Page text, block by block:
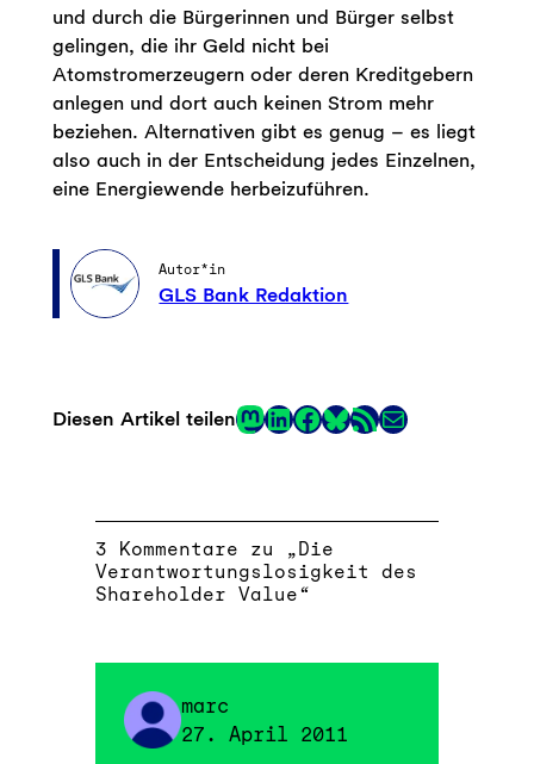
und durch die Bürgerinnen und Bürger selbst
gelingen, die ihr Geld nicht bei
Atomstromerzeugern oder deren Kreditgebern
anlegen und dort auch keinen Strom mehr
beziehen. Alternativen gibt es genug – es liegt
also auch in der Entscheidung jedes Einzelnen,
eine Energiewende herbeizuführen.
Autor*in
GLS Bank Redaktion
Diesen Artikel teilenMastodon
LinkedIn
Facebook
LinkRSS-Feed
E-Mail
3 Kommentare zu „Die
Verantwortungslosigkeit des
Shareholder Value“
marc
27. April 2011